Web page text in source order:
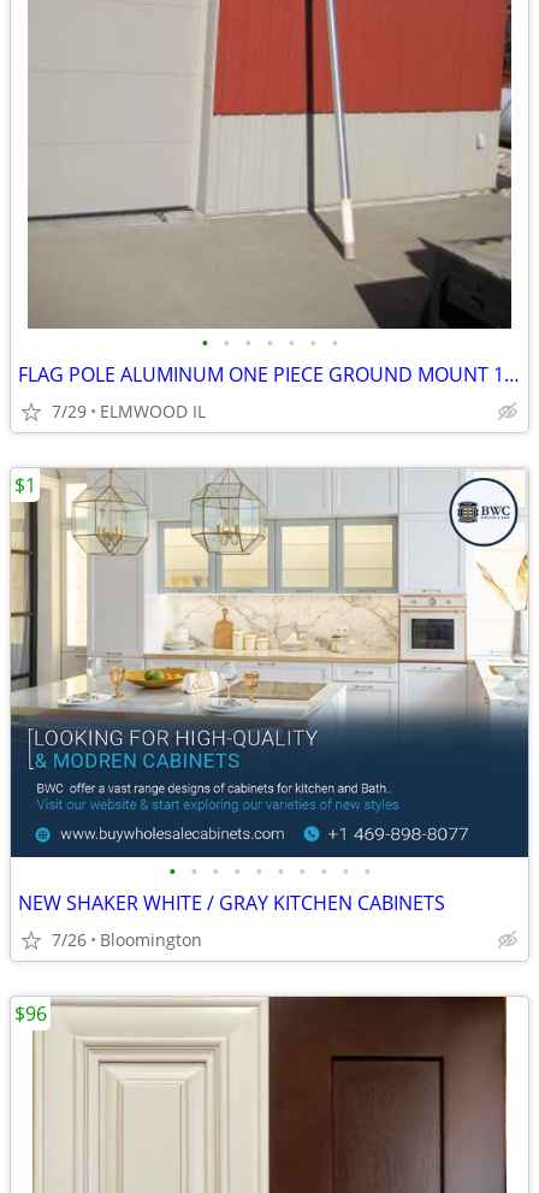
• • • • • • •
FLAG POLE ALUMINUM ONE PIECE GROUND MOUNT 16’ FLAG POLE TAPERED
7/29 ELMWOOD IL
• • • • • • • • • •
NEW SHAKER WHITE / GRAY KITCHEN CABINETS
7/26 Bloomington
$1
$96